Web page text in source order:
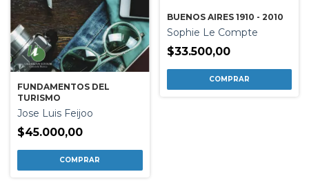
FUNDAMENTOS DEL
TURISMO
Jose Luis Feijoo
$45.000,00
BUENOS AIRES 1910 - 2010
Sophie Le Compte
$33.500,00